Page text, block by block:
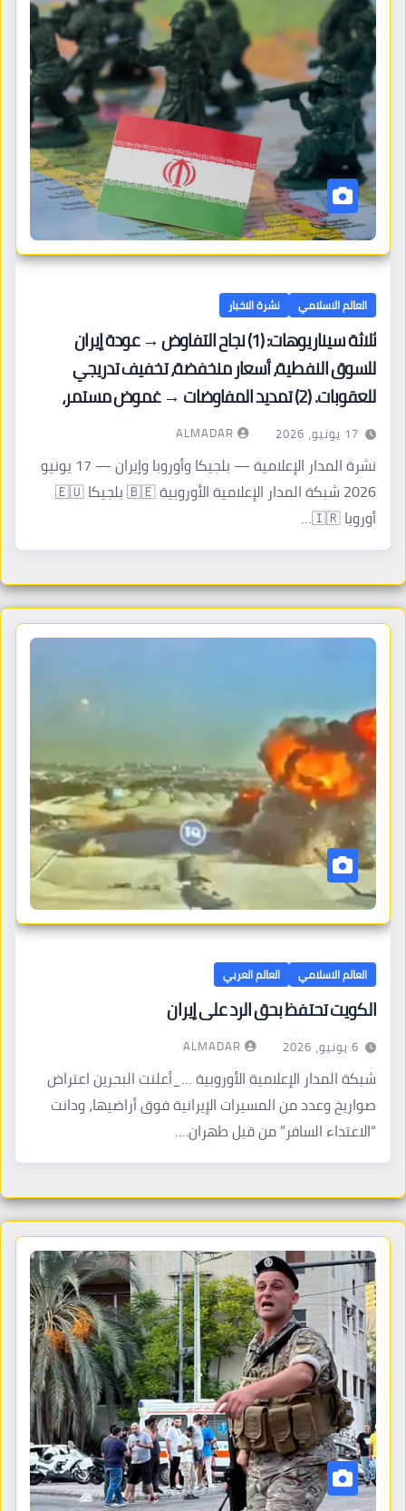
العالم الاسلامي نشرة الاخبار
ثلاثة سيناريوهات: (1) نجاح التفاوض → عودة إيران
للسوق النفطية، أسعار منخفضة، تخفيف تدريجي
للعقوبات. (2) تمديد المفاوضات → غموض مستمر،
أسواق متقلبة. (3) انهيار الاتفاق
17 يونيو، 2026 ALMADAR
نشرة المدار الإعلامية — بلجيكا وأوروبا وإيران — 17 يونيو
2026 شبكة المدار الإعلامية الأوروبية 🇧🇪 بلجيكا 🇪🇺
أوروبا 🇮🇷…
العالم الاسلامي العالم العربي
الكويت تحتفظ بحق الرد على إيران
6 يونيو، 2026 ALMADAR
شبكة المدار الإعلامية الأوروبية …_أعلنت البحرين اعتراض
صواريخ وعدد من المسيرات الإيرانية فوق أراضيها، ودانت
“الاعتداء السافر” من قبل طهران.…